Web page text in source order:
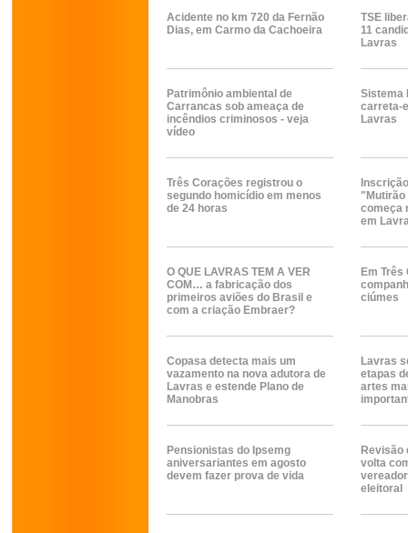
Acidente no km 720 da Fernão
Dias, em Carmo da Cachoeira
TSE
11
Lavras
Patrimônio ambiental de
Carrancas sob ameaça de
incêndios criminosos - veja
vídeo
Sistema
carreta-
Lavras
Três Corações registrou o
segundo homicídio em menos
de 24 horas
"Mutirão
começa
em
O QUE LAVRAS TEM A VER
COM… a fabricação dos
primeiros aviões do Brasil e
com a criação Embraer?
Em
ciúmes
Copasa detecta mais um
vazamento na nova adutora de
Lavras e estende Plano de
Manobras
Lavras
etapas
artes
Pensionistas do Ipsemg
aniversariantes em agosto
devem fazer prova de vida
Revisão
volta
eleitoral